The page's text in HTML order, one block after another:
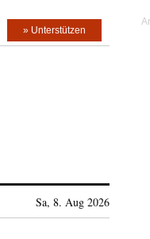
» Unterstützen
Sa, 8. Aug 2026